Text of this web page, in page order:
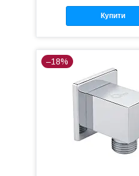
Купити
–18%